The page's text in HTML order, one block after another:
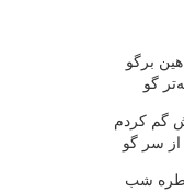
برگو
گو
گم كردم
سر گو
طره شب